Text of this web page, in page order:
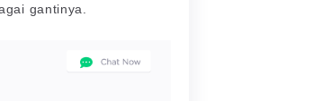
gantinya.